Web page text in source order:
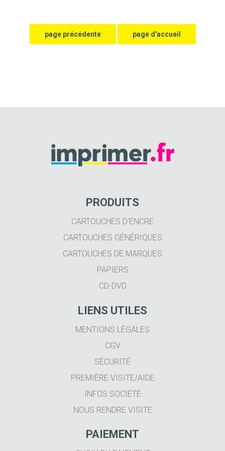
PRODUITS
CARTOUCHES D'ENCRE
CARTOUCHES GÉNÉRIQUES
CARTOUCHES DE MARQUES
PAPIERS
CD-DVD
LIENS UTILES
MENTIONS LÉGALES
CGV
SÉCURITÉ
PREMIÈRE VISITE/AIDE
INFOS SOCIÉTÉ
NOUS RENDRE VISITE
PAIEMENT